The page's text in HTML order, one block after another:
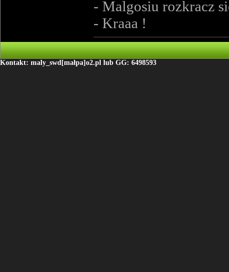
- Malgosiu rozkracz
- Kraaa !
Kontakt: maly_swd[małpa]o2.pl lub GG: 6498593